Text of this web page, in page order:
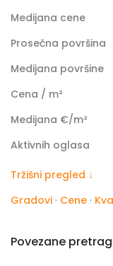
Medijana cene
Prosečna površina
Medijana površine
Cena / m²
Medijana €/m²
Aktivnih oglasa
Tržišni pregled ↓
Gradovi · Cene ·
Povezane